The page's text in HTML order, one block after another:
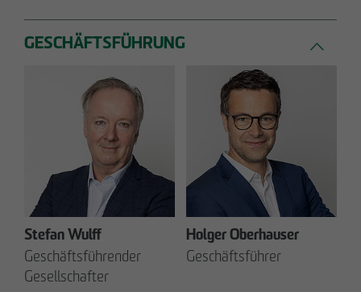
GESCHÄFTSFÜHRUNG
Stefan Wulff
Geschäftsführender
Gesellschafter
Holger Oberhauser
Geschäftsführer